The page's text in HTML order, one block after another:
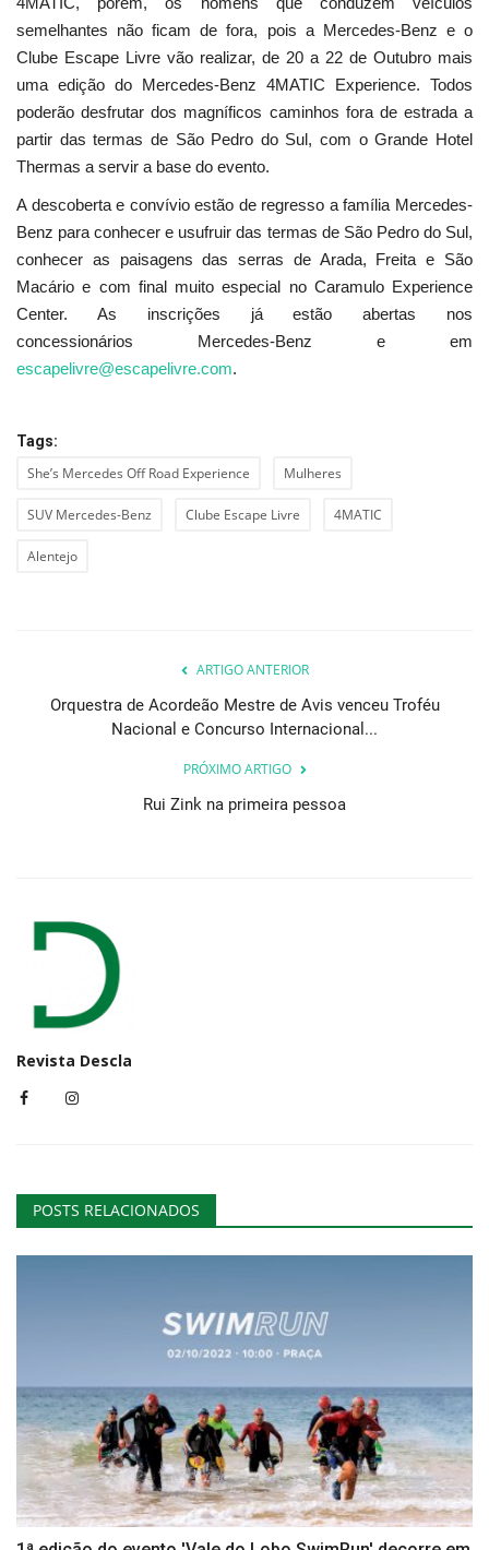
semelhantes não ficam de fora, pois a Mercedes-Benz e o
Clube Escape Livre vão realizar, de 20 a 22 de Outubro mais
uma edição do Mercedes-Benz 4MATIC Experience. Todos
poderão desfrutar dos magníficos caminhos fora de estrada a
partir das termas de São Pedro do Sul, com o Grande Hotel
Thermas a servir a base do evento.
A descoberta e convívio estão de regresso a família Mercedes-
Benz para conhecer e usufruir das termas de São Pedro do Sul,
conhecer as paisagens das serras de Arada, Freita e São
Macário e com final muito especial no Caramulo Experience
Center. As inscrições já estão abertas nos
concessionários Mercedes-Benz e em
escapelivre@escapelivre.com.
Tags:
She’s Mercedes Off Road Experience Mulheres
SUV Mercedes-Benz Clube Escape Livre 4MATIC
Alentejo
ARTIGO ANTERIOR
Orquestra de Acordeão Mestre de Avis venceu Troféu
Nacional e Concurso Internacional...
PRÓXIMO ARTIGO
Rui Zink na primeira pessoa
Revista Descla
POSTS RELACIONADOS